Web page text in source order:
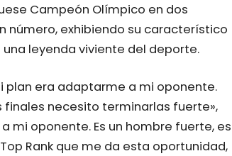
Campeón Olímpico en dos
número, exhibiendo su característico
leyenda viviente del deporte.
plan era adaptarme a mi oponente.
finales necesito terminarlas fuerte»,
mi oponente. Es un hombre fuerte, es
Rank que me da esta oportunidad,